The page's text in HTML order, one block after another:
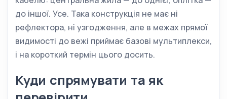
до іншої. Усе. Така конструкція не має ні
рефлектора, ні узгодження, але в межах прямої
видимості до вежі приймає базові мультиплекси,
і на короткий термін цього досить.
Куди спрямувати та як